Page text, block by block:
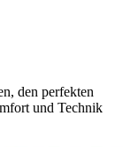
den perfekten
und Technik